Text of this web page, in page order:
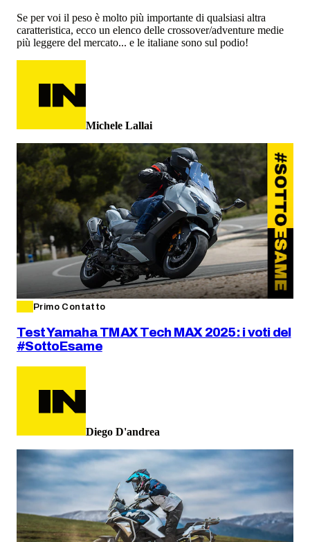
Se per voi il peso è molto più importante di qualsiasi altra
caratteristica, ecco un elenco delle crossover/adventure medie
più leggere del mercato... e le italiane sono sul podio!
Michele Lallai
Primo Contatto
Test Yamaha TMAX Tech MAX 2025: i voti del
#SottoEsame
Diego D'andrea